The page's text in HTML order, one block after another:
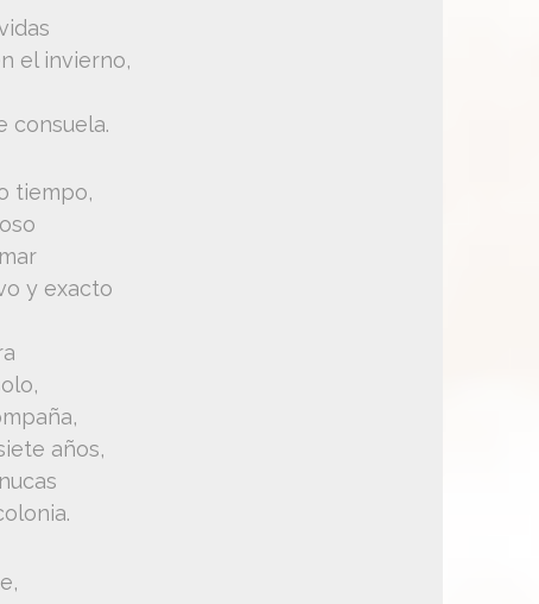
el invierno,
consuela.
tiempo,
y exacto
años,